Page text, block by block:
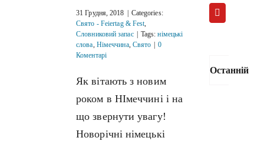
31 Грудня, 2018
Categories:
Свято - Feiertag & Fest,
Словниковий запас
Tags:німецькі
слова, Німеччина, Свято
0
Коментарі
Як вітають з новим
роком в НІмеччині і на
що звернути увагу!
Новорічні німецькі
Останній